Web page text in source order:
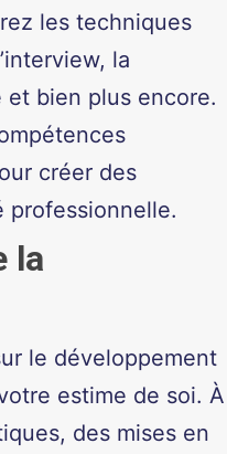
les techniques
la
bien plus encore.
créer des
professionnelle.
la
le développement
estime de soi. À
des mises en